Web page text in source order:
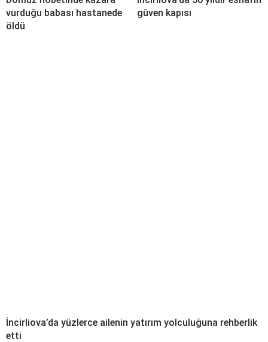
vurduğu babası hastanede
öldü
güven kapısı
İncirliova’da yüzlerce ailenin yatırım yolculuğuna rehberlik
etti